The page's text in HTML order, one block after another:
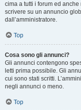
cima a tutti i forum ed
scrivere su un annuncio
dall’amministratore.
Top
Cosa sono gli annunci?
Gli annunci contengono
letti prima possibile. Gli
cui sono stati scritti.
negli annunci o meno.
Top